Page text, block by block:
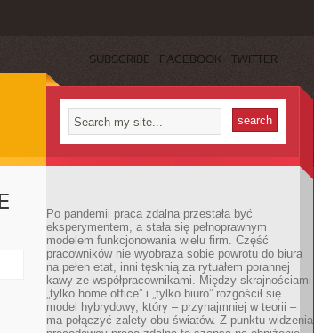
SUBSCRIBE FACEBOOK TWITTER
Po pandemii praca zdalna przestała być
eksperymentem, a stała się pełnoprawnym
modelem funkcjonowania wielu firm. Część
pracowników nie wyobraża sobie powrotu do biura
na pełen etat, inni tęsknią za rytuałem porannej
kawy ze współpracownikami. Między skrajnościami
„tylko home office” i „tylko biuro” rozgościł się
model hybrydowy, który – przynajmniej w teorii –
ma połączyć zalety obu światów. Z punktu widzenia